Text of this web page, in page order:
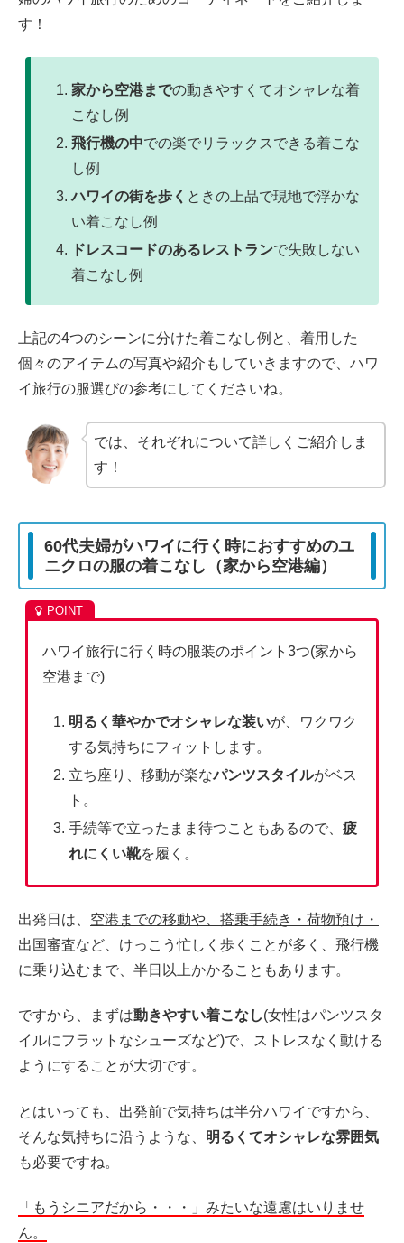
す！
家から空港までの動きやすくてオシャレな着
こなし例
飛行機の中での楽でリラックスできる着こな
し例
ハワイの街を歩く ときの上品で現地で浮かな
い着こなし例
ドレスコードのあるレストランで失敗しない
着こなし例
上記の4つのシーンに分けた着こなし例と、着用した
個々のアイテムの写真や紹介もしていきますので、ハワ
イ旅行の服選びの参考にしてくださいね。
では、それぞれについて詳しくご紹介しま
す！
60代夫婦がハワイに行く時におすすめのユ
ニクロの服の着こなし（家から空港編）
ハワイ旅行に行く時の服装のポイント3つ(家から
空港まで)
明るく華やかでオシャレな装いが、ワクワク
する気持ちにフィットします。
立ち座り、移動が楽なパンツスタイルがベス
ト。
手続等で立ったまま待つこともあるので、疲
れにくい靴を履く。
出発日は、 空港までの移動や、搭乗手続き・荷物預け・
出国審査など、けっこう忙しく歩くことが多く、飛行機
に乗り込むまで、半日以上かかることもあります。
ですから、まずは動きやすい着こなし(女性はパンツスタ
イルにフラットなシューズなど)で、ストレスなく動ける
ようにすることが大切です。
とはいっても、 出発前で気持ちは半分ハワイ ですから、
そんな気持ちに沿うような、 明るくてオシャレな雰囲気
も必要ですね。
「もうシニアだから・・・」みたいな遠慮はいりませ
ん。